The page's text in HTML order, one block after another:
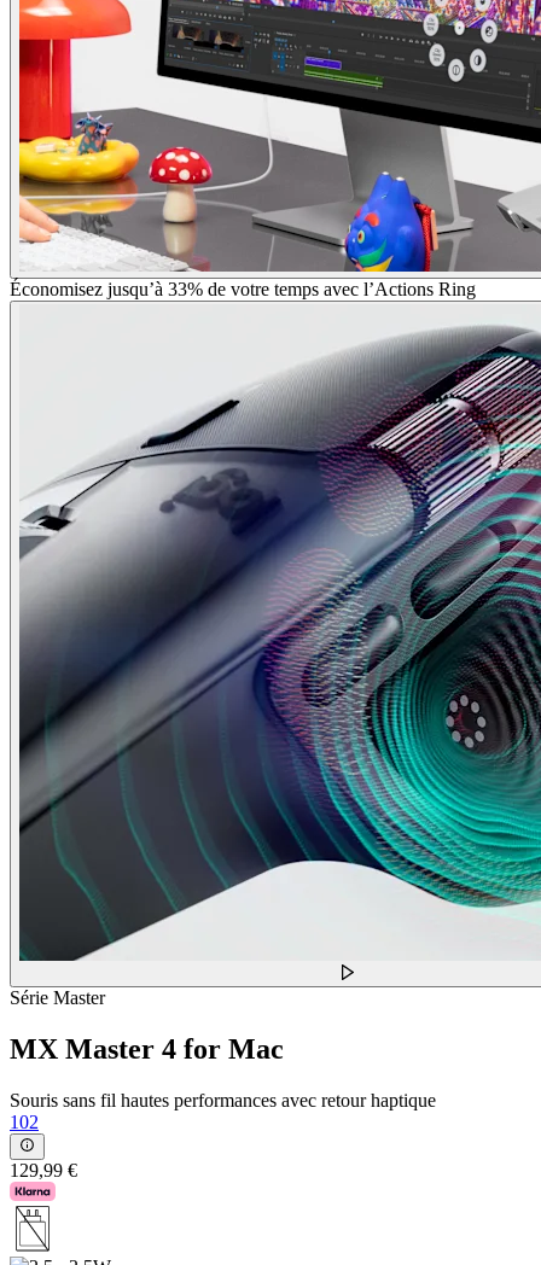
Économisez jusqu’à 33% de votre temps avec l’Actions Ring
Série Master
MX Master 4 for Mac
Souris sans fil hautes performances avec retour haptique
102
129,99 €